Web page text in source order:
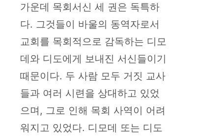
가운데 목회서신 세 권은 독특하
다. 그것들이 바울의 동역자로서
교회를 목회적으로 감독하는 디모
데와 디도에게 보내진 서신들이기
때문이다. 두 사람 모두 거짓 교사
들과 여러 시련을 상대하고 있었
으며, 그로 인해 목회 사역이 어려
워지고 있었다. 디모데 또는 디도